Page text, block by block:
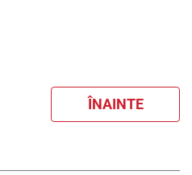
ÎNAINTE